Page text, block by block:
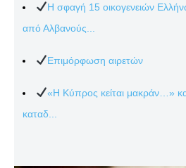
Η σφαγή 15 οικογενειών
από Αλβανούς...
Επιμόρφωση αιρετών
«Η Κύπρος κείται μακράν…»
καταδ...